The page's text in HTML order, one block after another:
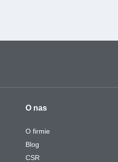
O nas
O firmie
Blog
CSR